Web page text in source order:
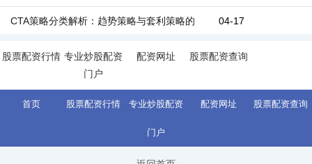
04-17
CTA策略分类解析：趋势策略与套利策略的
股票配资行情 专业炒股配资
门户
配资网址 股票配资查询
首页 股票配资行情 专业炒股配资
门户
配资网址 股票配资查询